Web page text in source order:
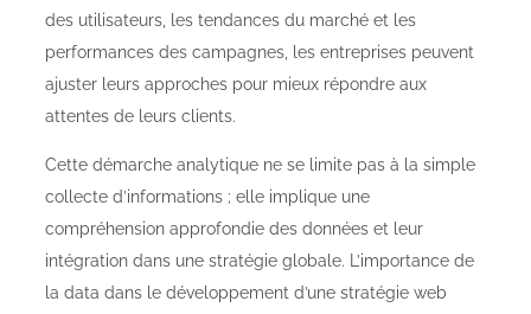
des utilisateurs, les tendances du marché et les
performances des campagnes, les entreprises peuvent
ajuster leurs approches pour mieux répondre aux
attentes de leurs clients.
Cette démarche analytique ne se limite pas à la simple
collecte d’informations ; elle implique une
compréhension approfondie des données et leur
intégration dans une stratégie globale. L’importance de
la data dans le développement d’une stratégie web